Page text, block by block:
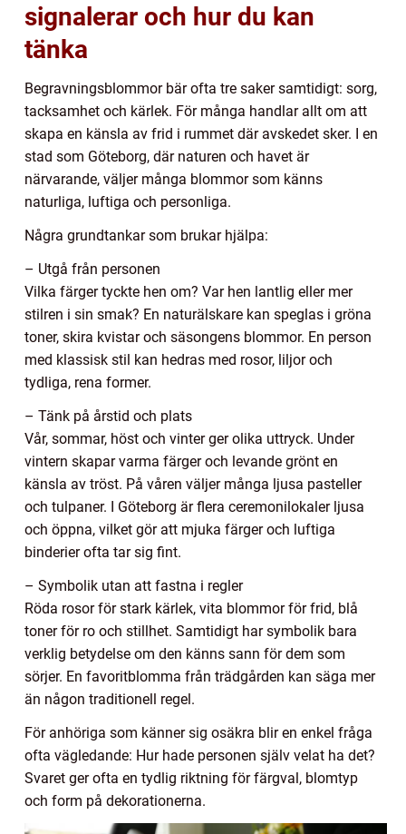
signalerar och hur du kan
tänka
Begravningsblommor bär ofta tre saker samtidigt: sorg,
tacksamhet och kärlek. För många handlar allt om att
skapa en känsla av frid i rummet där avskedet sker. I en
stad som Göteborg, där naturen och havet är
närvarande, väljer många blommor som känns
naturliga, luftiga och personliga.
Några grundtankar som brukar hjälpa:
– Utgå från personen
Vilka färger tyckte hen om? Var hen lantlig eller mer
stilren i sin smak? En naturälskare kan speglas i gröna
toner, skira kvistar och säsongens blommor. En person
med klassisk stil kan hedras med rosor, liljor och
tydliga, rena former.
– Tänk på årstid och plats
Vår, sommar, höst och vinter ger olika uttryck. Under
vintern skapar varma färger och levande grönt en
känsla av tröst. På våren väljer många ljusa pasteller
och tulpaner. I Göteborg är flera ceremonilokaler ljusa
och öppna, vilket gör att mjuka färger och luftiga
binderier ofta tar sig fint.
– Symbolik utan att fastna i regler
Röda rosor för stark kärlek, vita blommor för frid, blå
toner för ro och stillhet. Samtidigt har symbolik bara
verklig betydelse om den känns sann för dem som
sörjer. En favoritblomma från trädgården kan säga mer
än någon traditionell regel.
För anhöriga som känner sig osäkra blir en enkel fråga
ofta vägledande: Hur hade personen själv velat ha det?
Svaret ger ofta en tydlig riktning för färgval, blomtyp
och form på dekorationerna.